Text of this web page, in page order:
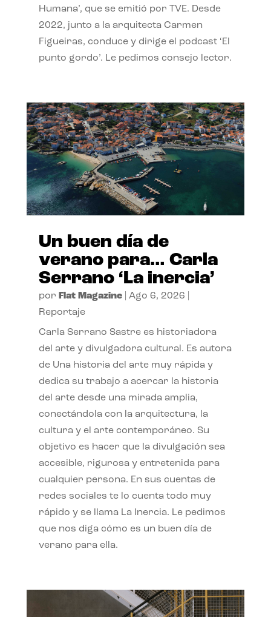
Humana’, que se emitió por TVE. Desde
2022, junto a la arquitecta Carmen
Figueiras, conduce y dirige el podcast ‘El
punto gordo’. Le pedimos consejo lector.
Un buen día de
verano para… Carla
Serrano ‘La inercia’
por Flat Magazine| Ago 6, 2026
Reportaje
Carla Serrano Sastre es historiadora
del arte y divulgadora cultural. Es autora
de Una historia del arte muy rápida y
dedica su trabajo a acercar la historia
del arte desde una mirada amplia,
conectándola con la arquitectura, la
cultura y el arte contemporáneo. Su
objetivo es hacer que la divulgación sea
accesible, rigurosa y entretenida para
cualquier persona. En sus cuentas de
redes sociales te lo cuenta todo muy
rápido y se llama La Inercia. Le pedimos
que nos diga cómo es un buen día de
verano para ella.